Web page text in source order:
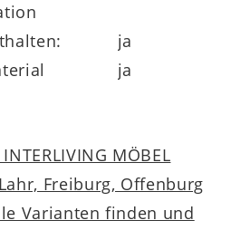
durchdachten
der Serie 2025
ja
ja
MÖBEL
Freiburg, Offenburg
Varianten finden und